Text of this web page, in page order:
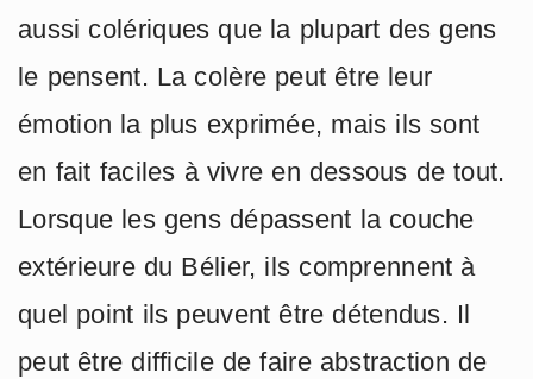
aussi colériques que la plupart des gens
le pensent. La colère peut être leur
émotion la plus exprimée, mais ils sont
en fait faciles à vivre en dessous de tout.
Lorsque les gens dépassent la couche
extérieure du Bélier, ils comprennent à
quel point ils peuvent être détendus. Il
peut être difficile de faire abstraction de